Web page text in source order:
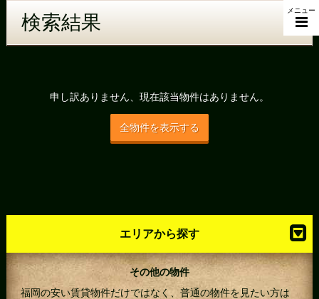
メニュー
エリアから探す
その他の物件
福岡の安い賃貸物件だけではなく、普通の物件を見たい方は
検索結果
申し訳ありません、現在該当物件はありません。
全物件を表示する